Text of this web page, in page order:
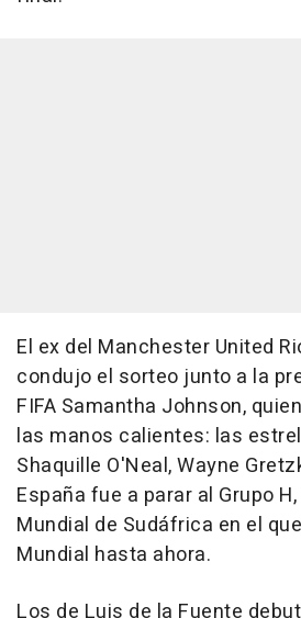
El ex del Manchester United
condujo el sorteo junto a la
FIFA Samantha Johnson,
las manos calientes: las
Shaquille O'Neal, Wayne
España fue a parar al Grupo
Mundial de Sudáfrica en el
Mundial hasta ahora.